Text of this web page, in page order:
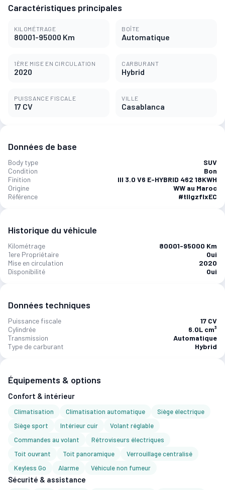
Caractéristiques principales
KILOMÉTRAGE
80001-95000 Km
BOÎTE
Automatique
1ÈRE MISE EN CIRCULATION
2020
CARBURANT
Hybrid
PUISSANCE FISCALE
17 CV
VILLE
Casablanca
Données de base
Body type
SUV
Condition
Bon
Finition
III 3.0 V6 E-HYBRID 462 18KWH
Origine
WW au Maroc
Référence
#tIlgzfIxEC
Historique du véhicule
Kilométrage
80001-95000 Km
1ere Propriétaire
Oui
Mise en circulation
2020
Disponibilité
Oui
Données techniques
Puissance fiscale
17 CV
Cylindrée
6.0L cm³
Transmission
Automatique
Type de carburant
Hybrid
Équipements & options
Confort & intérieur
Climatisation Climatisation automatique
Siège électrique
Siège sport
Intérieur cuir
Volant réglable
Commandes au volant
Rétroviseurs électriques
Toit ouvrant
Toit panoramique
Verrouillage centralisé
Keyless Go
Alarme Véhicule non fumeur
Sécurité & assistance